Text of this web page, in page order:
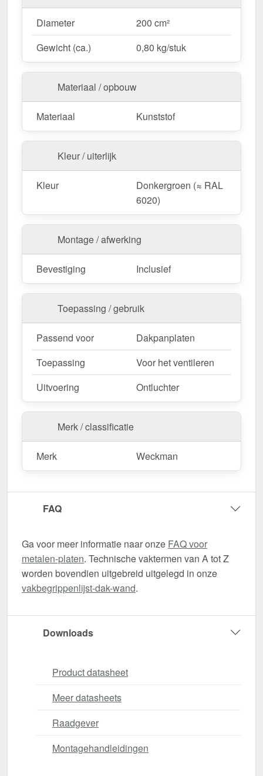
dakventilatie!
Diameter
200 cm²
Gewicht (ca.)
0,80 kg/stuk
Materiaal / opbouw
Materiaal Kunststof
Kleur / uiterlijk
Kleur
Donkergroen (≈ RAL
6020)
Montage / afwerking
Bevestiging Inclusief
Toepassing / gebruik
Passend voor
Dakpanplaten
Toepassing
Voor het ventileren
Uitvoering
Ontluchter
Merk / classificatie
Merk Weckman
FAQ
Ga voor meer informatie naar onze FAQ voor
metalen-platen. Technische vaktermen van A tot Z
worden bovendien uitgebreid uitgelegd in onze
vakbegrippenlijst-dak-wand.
Downloads
Product datasheet
Meer datasheets
Raadgever
Montagehandleidingen